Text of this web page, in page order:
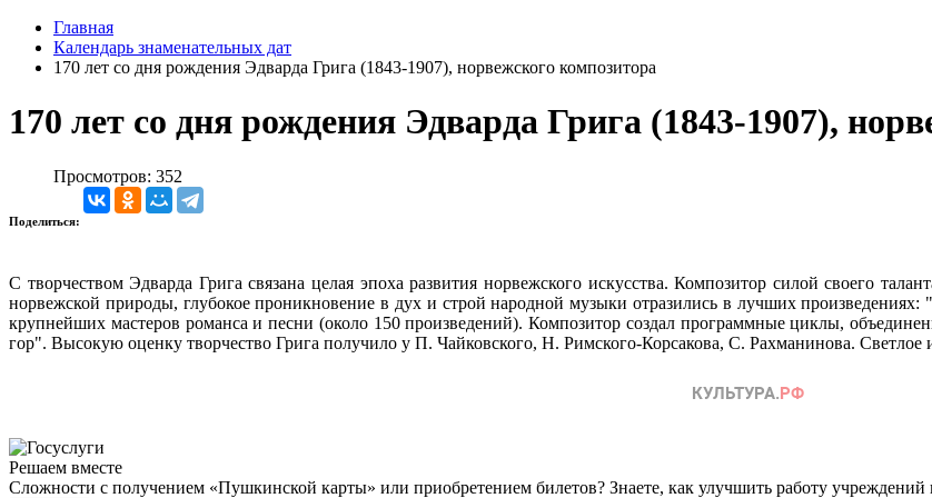
Главная
Календарь знаменательных дат
170 лет со дня рождения Эдварда Грига (1843-1907), норвежского композитора
170 лет со дня рождения Эдварда Грига (1843-1907),
Просмотров: 352
Поделиться:
С творчеством Эдварда Грига связана целая эпоха развития норвежского искусства. Композитор силой своего
норвежской природы, глубокое проникновение в дух и строй народной музыки отразились в лучших
крупнейших мастеров романса и песни (около 150 произведений). Композитор создал программные циклы,
гор". Высокую оценку творчество Грига получило у П. Чайковского, Н. Римского-Корсакова, С. Рахманинова. Светлое
Решаем вместе
Сложности с получением «Пушкинской карты» или приобретением билетов? Знаете, как улучшить работу учреждений